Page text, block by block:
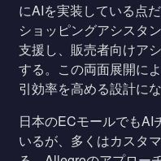
にAIを実装している点
ショッピングアシスタ
支援し、販売者向けア
する。この両面展開に
引効率を高める設計にな
日本のECモールでもAI
いるが、多くはカスタ